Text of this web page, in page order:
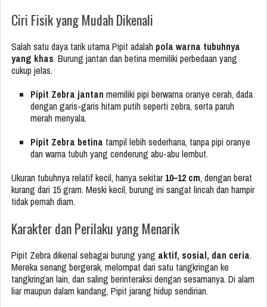
Ciri Fisik yang Mudah Dikenali
Salah satu daya tarik utama Pipit adalah pola warna tubuhnya
yang khas. Burung jantan dan betina memiliki perbedaan yang
cukup jelas.
Pipit Zebra jantan memiliki pipi berwarna oranye cerah, dada
dengan garis-garis hitam putih seperti zebra, serta paruh
merah menyala.
Pipit Zebra betina tampil lebih sederhana, tanpa pipi oranye
dan warna tubuh yang cenderung abu-abu lembut.
Ukuran tubuhnya relatif kecil, hanya sekitar 10–12 cm, dengan berat
kurang dari 15 gram. Meski kecil, burung ini sangat lincah dan hampir
tidak pernah diam.
Karakter dan Perilaku yang Menarik
Pipit Zebra dikenal sebagai burung yang aktif, sosial, dan ceria.
Mereka senang bergerak, melompat dari satu tangkringan ke
tangkringan lain, dan saling berinteraksi dengan sesamanya. Di alam
liar maupun dalam kandang, Pipit jarang hidup sendirian.